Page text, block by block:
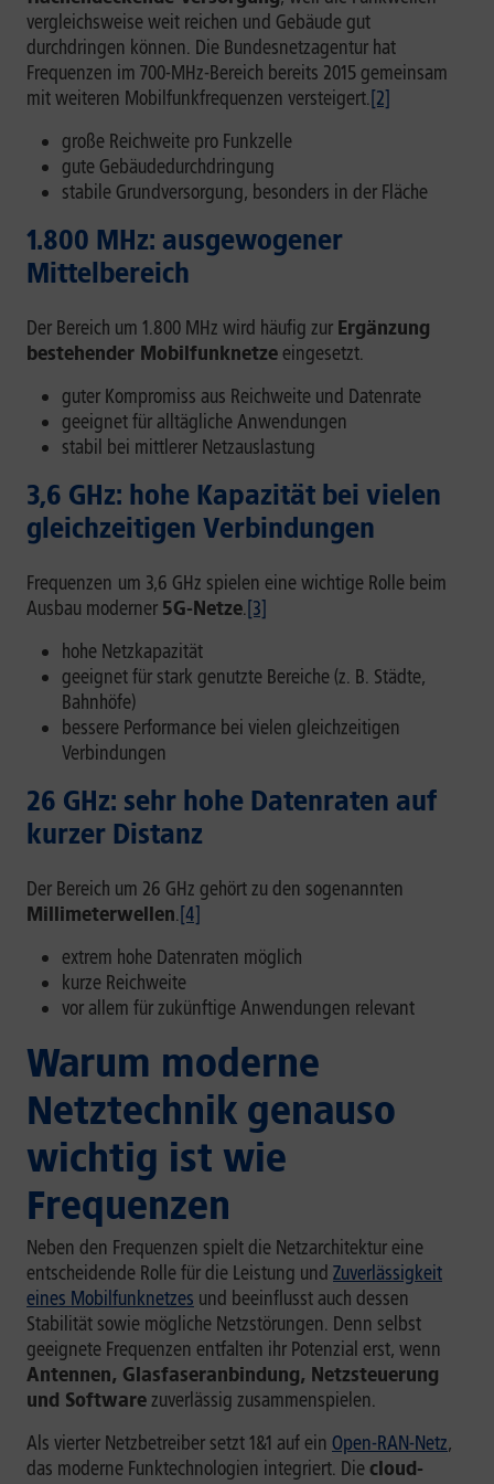
vergleichsweise weit reichen und Gebäude gut
durchdringen können. Die Bundesnetzagentur hat
Frequenzen im 700-MHz-Bereich bereits 2015 gemeinsam
mit weiteren Mobilfunkfrequenzen versteigert.[2]
große Reichweite pro Funkzelle
gute Gebäudedurchdringung
stabile Grundversorgung, besonders in der Fläche
1.800 MHz: ausgewogener
Mittelbereich
Der Bereich um 1.800 MHz wird häufig zur Ergänzung
bestehender Mobilfunknetzeeingesetzt.
guter Kompromiss aus Reichweite und Datenrate
geeignet für alltägliche Anwendungen
stabil bei mittlerer Netzauslastung
3,6 GHz: hohe Kapazität bei vielen
gleichzeitigen Verbindungen
Frequenzen um 3,6 GHz spielen eine wichtige Rolle beim
Ausbau moderner 5G-Netze.[3]
hohe Netzkapazität
geeignet für stark genutzte Bereiche (z. B. Städte,
Bahnhöfe)
bessere Performance bei vielen gleichzeitigen
Verbindungen
26 GHz: sehr hohe Datenraten auf
kurzer Distanz
Der Bereich um 26 GHz gehört zu den sogenannten
Millimeterwellen.[4]
extrem hohe Datenraten möglich
kurze Reichweite
vor allem für zukünftige Anwendungen relevant
Warum moderne
Netztechnik genauso
wichtig ist wie
Frequenzen
Neben den Frequenzen spielt die Netzarchitektur eine
entscheidende Rolle für die Leistung und Zuverlässigkeit
eines Mobilfunknetzes und beeinflusst auch dessen
Stabilität sowie mögliche Netzstörungen. Denn selbst
geeignete Frequenzen entfalten ihr Potenzial erst, wenn
Antennen, Glasfaseranbindung, Netzsteuerung
und Softwarezuverlässig zusammenspielen.
Als vierter Netzbetreiber setzt 1&1 auf ein Open-RAN-Netz,
das moderne Funktechnologien integriert. Diecloud-